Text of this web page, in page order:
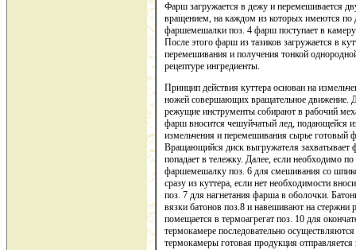
Фарш загружается в дежу и перемешивается
вращением, на каждом из которых имеются по
фаршемешалки поз. 4 фарш поступает в
После этого фарш из тазиков загружается в
перемешивания и получения тонкой
рецептуре ингредиенты.
Принцип действия куттера основан на
ножей совершающих вращательное движение.
режущие инструменты собирают в рабочий
фарш вносится чешуйчатый лед, подающейся
измельчения и перемешивания сырье
Вращающийся диск выгружателя захватывает
попадает в тележку. Далее, если необходимо
фаршемешалку поз. 6 для смешивания со
сразу из куттера, если нет необходимости
поз. 7 для нагнетания фарша в оболочки.
вязки батонов поз.8 и навешивают на
помещается в термоагрегат поз. 10 для
термокамере последовательно
термокамеры готовая продукция